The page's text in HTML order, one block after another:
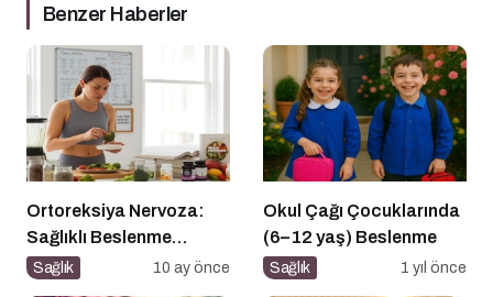
Benzer Haberler
Ortoreksiya Nervoza:
Sağlıklı Beslenme
Takıntısı
Sağlık 10 ay önce
Okul Çağı Çocuklarında
(6–12 yaş) Beslenme
Sağlık 1 yıl önce